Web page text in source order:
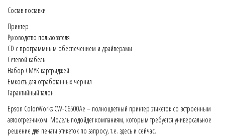
Состав поставки
Принтер
Руководство пользователя
CD с программным обеспечением и драйверами
Сетевой кабель
Набор CMYK картриджей
Емкость для отработанных чернил
Гарантийный талон
Epson ColorWorks CW-C6500Ae – полноцветный принтер этикеток со встроенным
автоотрезчиком. Модель подойдет компаниям, которым требуется универсальное
решение для печати этикеток по запросу, т.е. здесь и сейчас.